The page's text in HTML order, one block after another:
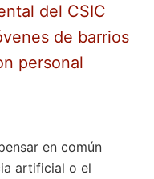
del CSIC
de barrios
personal
en común
artificial o el